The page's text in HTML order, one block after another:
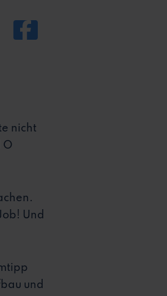
nicht
O
Und
und